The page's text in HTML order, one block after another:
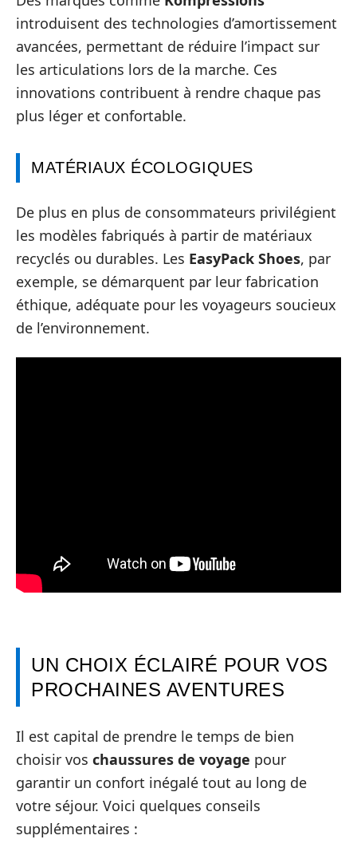
introduisent des technologies d’amortissement
avancées, permettant de réduire l’impact sur
les articulations lors de la marche. Ces
innovations contribuent à rendre chaque pas
plus léger et confortable.
MATÉRIAUX ÉCOLOGIQUES
De plus en plus de consommateurs privilégient
les modèles fabriqués à partir de matériaux
recyclés ou durables. Les EasyPack Shoes, par
exemple, se démarquent par leur fabrication
éthique, adéquate pour les voyageurs soucieux
de l’environnement.
UN CHOIX ÉCLAIRÉ POUR VOS
PROCHAINES AVENTURES
Il est capital de prendre le temps de bien
choisir vos chaussures de voyage pour
garantir un confort inégalé tout au long de
votre séjour. Voici quelques conseils
supplémentaires :